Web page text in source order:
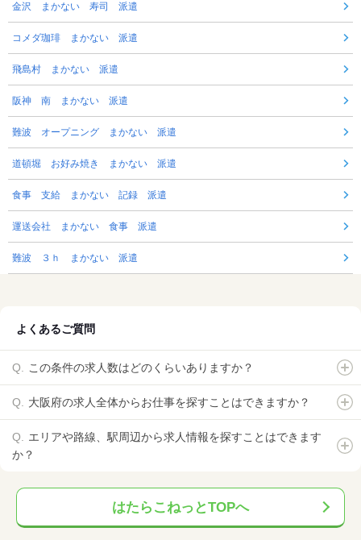
金沢 まかない 寿司 派遣
コメダ珈琲 まかない 派遣
飛島村 まかない 派遣
阪神 南 まかない 派遣
難波 オープニング まかない 派遣
道頓堀 お好み焼き まかない 派遣
食事 支給 まかない 記録 派遣
運送会社 まかない 食事 派遣
難波 ３ｈ まかない 派遣
よくあるご質問
この条件の求人数はどのくらいありますか？
大阪府の求人全体からお仕事を探すことはできますか？
エリアや路線、駅周辺から求人情報を探すことはできます
か？
はたらこねっとTOPへ